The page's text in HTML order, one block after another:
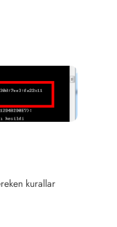
kurallar